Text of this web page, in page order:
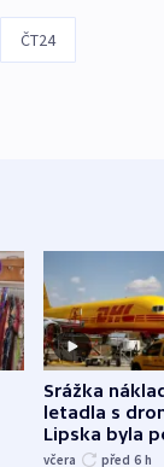
ČT24
Srážka
letadla s
Lipska byla
německého
včera před 6 h